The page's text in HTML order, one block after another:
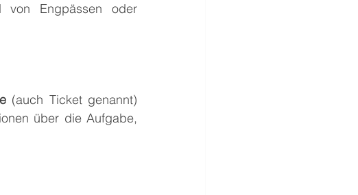
Engpässen oder
(auch Ticket genannt)
über die Aufgabe,